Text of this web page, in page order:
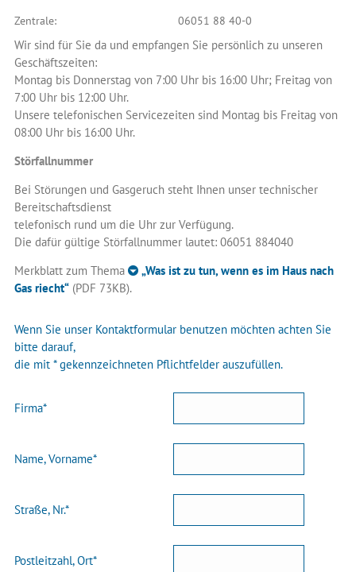
Zentrale: 06051 88 40-0
Wir sind für Sie da und empfangen Sie persönlich zu unseren
Geschäftszeiten:
Montag bis Donnerstag von 7:00 Uhr bis 16:00 Uhr; Freitag von
7:00 Uhr bis 12:00 Uhr.
Unsere telefonischen Servicezeiten sind Montag bis Freitag von
08:00 Uhr bis 16:00 Uhr.
Störfallnummer
Bei Störungen und Gasgeruch steht Ihnen unser technischer
Bereitschaftsdienst
telefonisch rund um die Uhr zur Verfügung.
Die dafür gültige Störfallnummer lautet: 06051 884040
Merkblatt zum Thema
„Was ist zu tun, wenn es im Haus nach
Gas riecht“(PDF 73KB).
Wenn Sie unser Kontaktformular benutzen möchten achten Sie
bitte darauf,
die mit * gekennzeichneten Pflichtfelder auszufüllen.
Firma*
Name, Vorname*
Straße, Nr.*
Postleitzahl, Ort*